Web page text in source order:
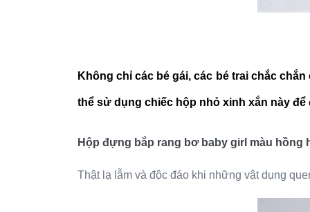
Không chỉ các bé gái, các bé trai chắc
thể sử dụng chiếc hộp nhỏ xinh xắn này
Hộp đựng bắp rang bơ baby girl màu hồng
Thật lạ lẫm và độc đáo khi những vật dụng